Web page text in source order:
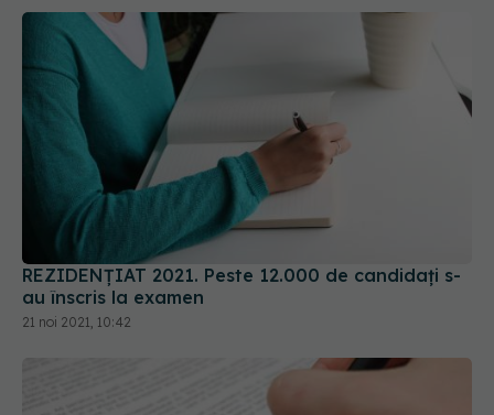
REZIDENȚIAT 2021. Peste 12.000 de candidați s-
au înscris la examen
21 noi 2021, 10:42